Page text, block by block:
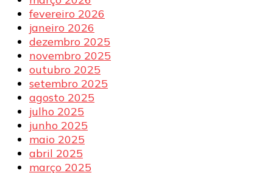
fevereiro 2026
janeiro 2026
dezembro 2025
novembro 2025
outubro 2025
setembro 2025
agosto 2025
julho 2025
junho 2025
maio 2025
abril 2025
março 2025